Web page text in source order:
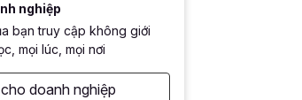
nghiệp
bạn truy cập không giới
mọi lúc, mọi nơi
doanh nghiệp